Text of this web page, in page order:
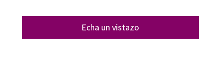
Echa un vistazo